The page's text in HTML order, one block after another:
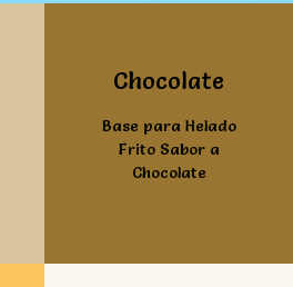
Chocolate
Base para Helado
Frito Sabor a
Chocolate